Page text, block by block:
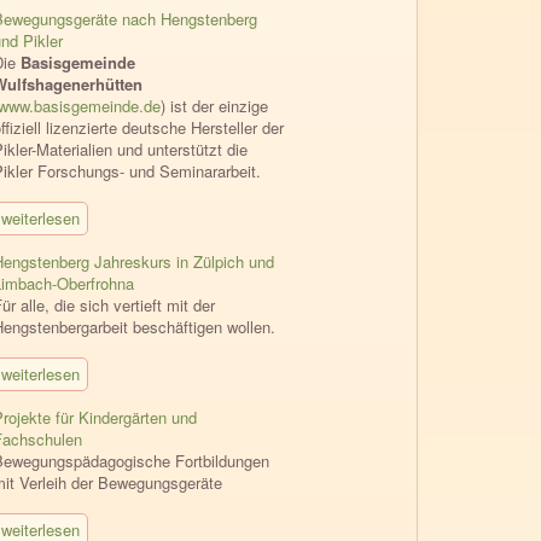
nach Hengstenberg
Pikler
Basisgemeinde
) ist der einzige
lizenzierte deutsche Hersteller der
Materialien und unterstützt die
Forschungs- und Seminararbeit.
weiterlesen
Jahreskurs in Zülpich und
Oberfrohna
alle, die sich vertieft mit der
beschäftigen wollen.
weiterlesen
für Kindergärten und
Fortbildungen
Verleih der Bewegungsgeräte
weiterlesen